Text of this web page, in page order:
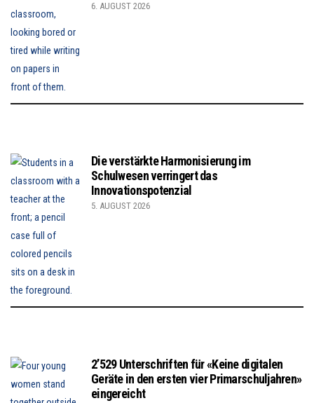
6. AUGUST 2026
Die verstärkte Harmonisierung im
Schulwesen verringert das
Innovationspotenzial
5. AUGUST 2026
2’529 Unterschriften für «Keine digitalen
Geräte in den ersten vier Primarschuljahren»
eingereicht